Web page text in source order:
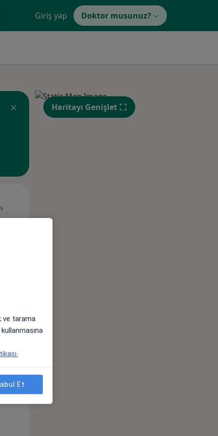
Giriş yap Doktor musunuz?
11 Ağustos
Haritayı Genişlet
ve tarama
Et